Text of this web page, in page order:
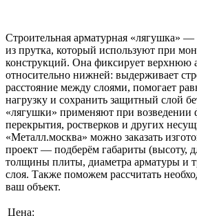
Строительная арматурная «лягушка» —
из прутка, который используют при
конструкций. Она фиксирует верхнюю
относительно нижней: выдерживает
расстояние между слоями, помогает
нагрузку и сохранить защитный слой
«лягушки» применяют при возведении
перекрытия, ростверков и других
«Металл.москва» можно заказать
проект — подберём габариты (высоту,
толщины плиты, диаметра арматуры и
слоя. Также поможем рассчитать
ваш объект.
Цена: